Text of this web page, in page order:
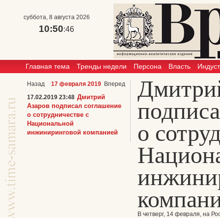
суббота, 8 августа 2026
10:50:46
Главная тема Тренды недели Персона Власть
о
В четверг, 14 февраля, на
Назад 17 февраля 2019 Вперед
17.02.2019 23:48 Дмитрий
Азаров подписал соглашение
о сотрудничестве с
Национальной
инжиниринговой компанией